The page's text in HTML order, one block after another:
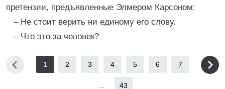
претензии, предъявленные Элмером Карсоном:
– Не стоит верить ни единому его слову.
– Что это за человек?
1 2 3 4 5 6 7
43